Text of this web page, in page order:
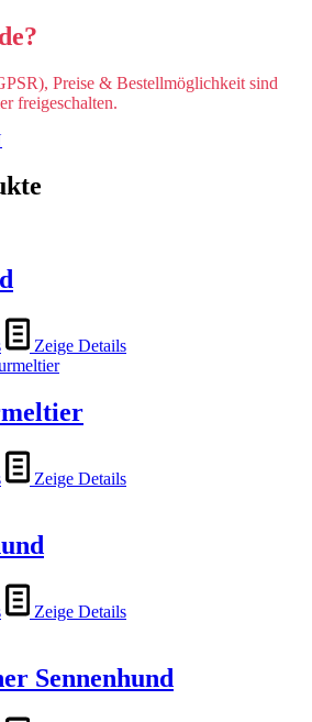
Preise & Bestellmöglichkeit sind
freigeschalten.
Zeige Details
Zeige Details
Zeige Details
Sennenhund